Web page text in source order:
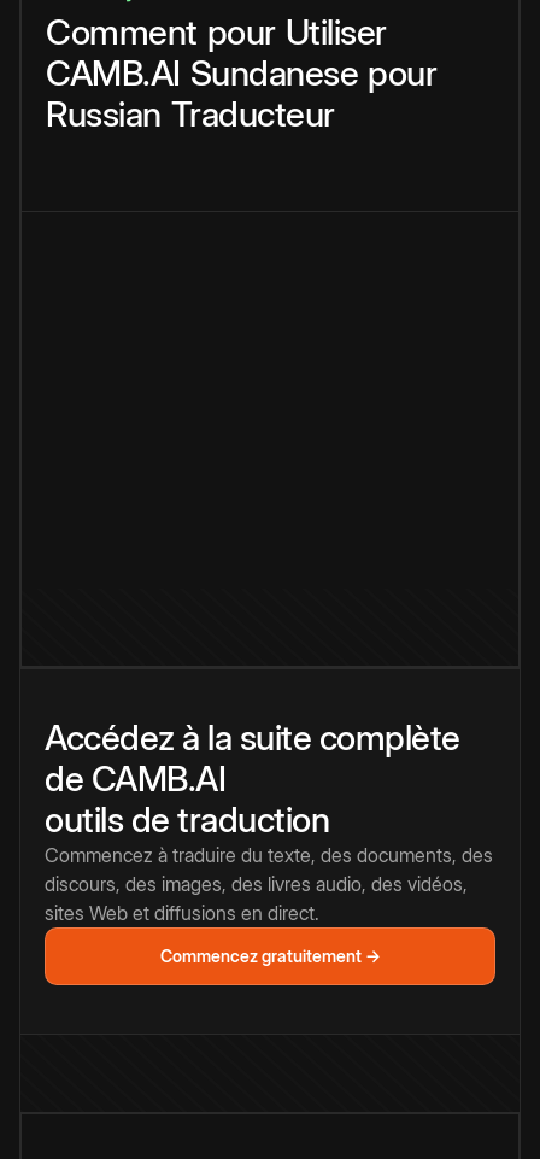
Comment pour Utiliser
CAMB.AI Sundanese pour
Russian Traducteur
Accédez à la suite complète
de CAMB.AI
outils de traduction
Commencez à traduire du texte, des documents, des
discours, des images, des livres audio, des vidéos,
sites Web et diffusions en direct.
Commencez gratuitement →